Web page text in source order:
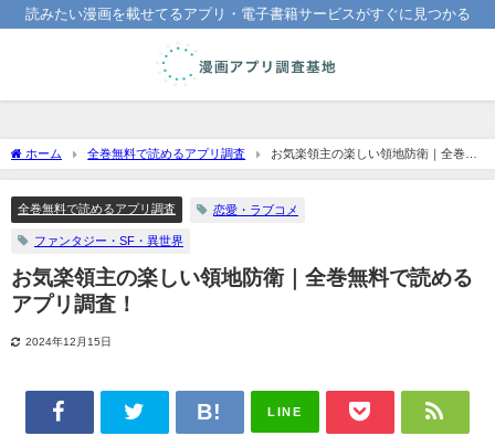
読みたい漫画を載せてるアプリ・電子書籍サービスがすぐに見つかる
ホーム 全巻無料で読めるアプリ調査
お気楽領主の楽しい領地防衛｜全巻無
料で読めるアプリ調査！
全巻無料で読めるアプリ調査 恋愛・ラブコメ
ファンタジー・SF・異世界
お気楽領主の楽しい領地防衛｜全巻無料で読める
アプリ調査！
2024年12月15日
LINE